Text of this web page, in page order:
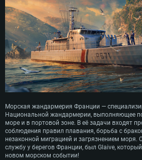
Морская жандармерия Франции —
Национальной жандармерии, выполняющее
море и в портовой зоне. В её задачи входят
соблюдения правил плавания, борьба с
незаконной миграцией и загрязнением моря.
службу у берегов Франции, был Glaive,
новом морском событии!